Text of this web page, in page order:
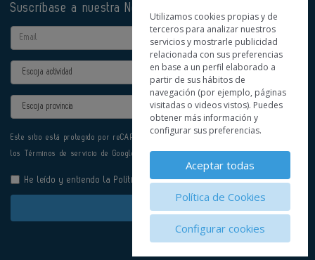
Suscríbase a nuestra Newsletter
Email
Actividad
Provincia
Este sitio está protegido por reCAPTCHA y se aplican la
los Términos de servicio de Google.
He leído y entiendo la Política de Privacidad
Enviar
Utilizamos cookies propias y de
terceros para analizar nuestros
servicios y mostrarle publicidad
relacionada con sus preferencias
en base a un perfil elaborado a
partir de sus hábitos de
navegación (por ejemplo, páginas
visitadas o videos vistos). Puedes
obtener más información y
configurar sus preferencias.
Aceptar todas
Política de Cookies
Configurar cookies